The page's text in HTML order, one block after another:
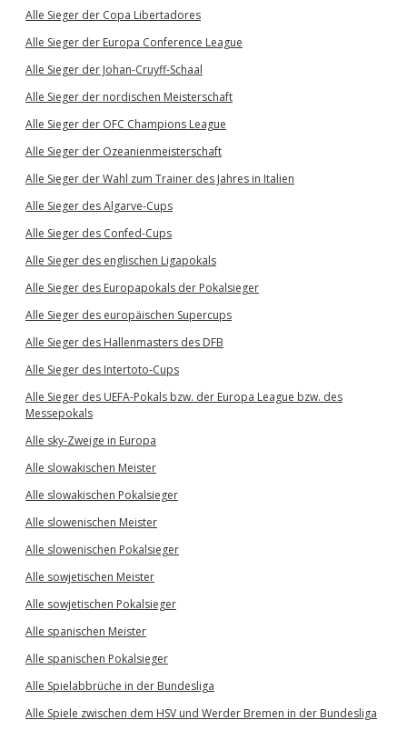
Alle Sieger der Copa Libertadores
Alle Sieger der Europa Conference League
Alle Sieger der Johan-Cruyff-Schaal
Alle Sieger der nordischen Meisterschaft
Alle Sieger der OFC Champions League
Alle Sieger der Ozeanienmeisterschaft
Alle Sieger der Wahl zum Trainer des Jahres in Italien
Alle Sieger des Algarve-Cups
Alle Sieger des Confed-Cups
Alle Sieger des englischen Ligapokals
Alle Sieger des Europapokals der Pokalsieger
Alle Sieger des europäischen Supercups
Alle Sieger des Hallenmasters des DFB
Alle Sieger des Intertoto-Cups
Alle Sieger des UEFA-Pokals bzw. der Europa League bzw. des
Messepokals
Alle sky-Zweige in Europa
Alle slowakischen Meister
Alle slowakischen Pokalsieger
Alle slowenischen Meister
Alle slowenischen Pokalsieger
Alle sowjetischen Meister
Alle sowjetischen Pokalsieger
Alle spanischen Meister
Alle spanischen Pokalsieger
Alle Spielabbrüche in der Bundesliga
Alle Spiele zwischen dem HSV und Werder Bremen in der Bundesliga